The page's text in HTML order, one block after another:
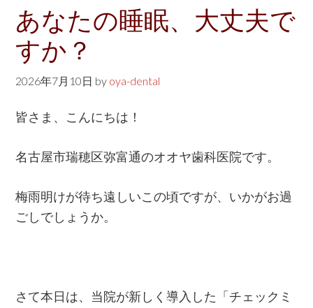
w
e
b
i
t
e
あなたの睡眠、大丈夫で
すか？
2026年7月10日 by oya-dental
皆さま、こんにちは！
名古屋市瑞穂区弥富通のオオヤ歯科医院です。
梅雨明けが待ち遠しいこの頃ですが、いかがお過
ごしでしょうか。
さて本日は、当院が新しく導入した「チェックミ